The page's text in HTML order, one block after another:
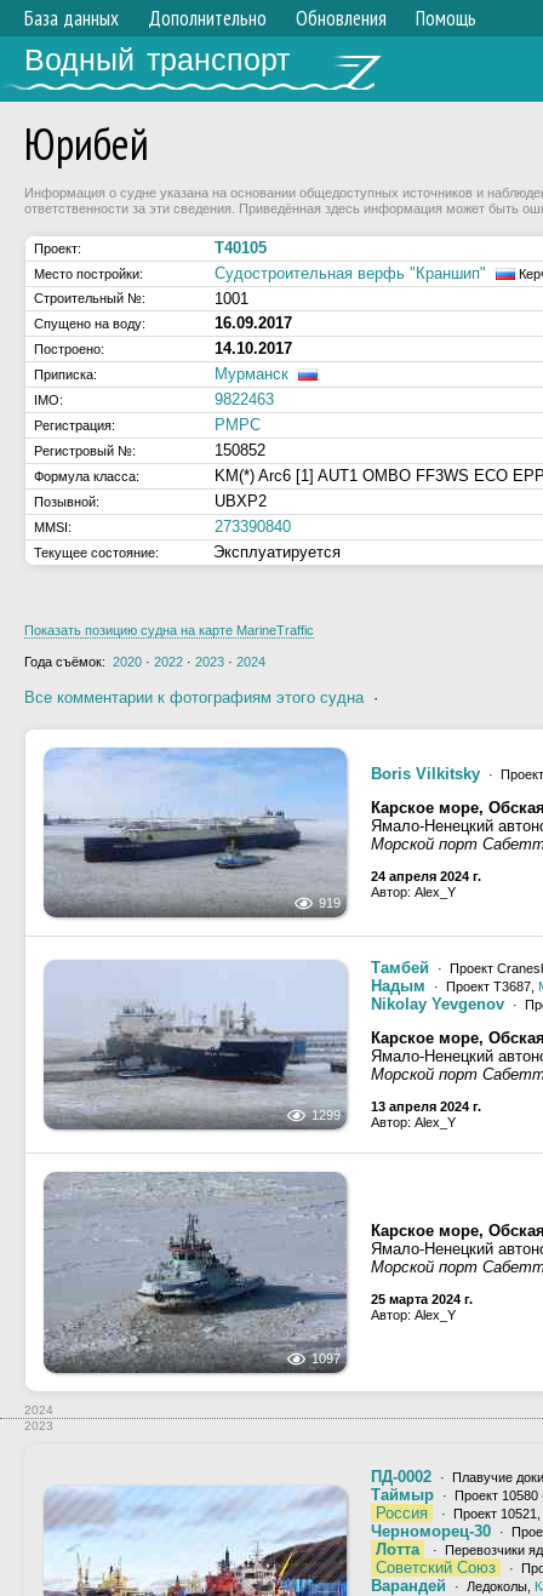
База данных Дополнительно Обновления Помощь
Водный транспорт
Юрибей
Информация о судне указана на основании общедоступных источников и
ответственности за эти сведения. Приведённая здесь информация может быть
Проект: Т40105
Место постройки: Судостроительная верфь "Краншип"
Строительный №:
1001
Спущено на воду: 16.09.2017
Построено: 14.10.2017
Приписка: Мурманск
IMO: 9822463
Регистрация: РМРС
Регистровый №: 150852
Формула класса: KM(*) Arc6 [1] AUT1 OMBO FF3WS ECO
Позывной: UBXP2
MMSI: 273390840
Текущее состояние: Эксплуатируется
Показать позицию судна на карте MarineTraffic
Года съёмок: 2020 · 2022 · 2023 · 2024
Все комментарии к фотографиям этого судна·
919
Boris Vilkitsky ·
Карское море,
Ямало-Ненецкий
Морской порт
24 апреля 2024 г.
Автор: Alex_Y
1299
Тамбей · Проект
Надым · Проект Т3687,
Nikolay Yevgenov ·
Карское море,
Ямало-Ненецкий
Морской порт
13 апреля 2024 г.
Автор: Alex_Y
1097
Карское море,
Ямало-Ненецкий
Морской порт
25 марта 2024 г.
Автор: Alex_Y
2024
2023
ПД-0002 · Плавучие
Таймыр · Проект
Россия · Проект
Черноморец-30 ·
Лотта · Перевозчики
Советский Союз ·
Варандей · Ледоколы,